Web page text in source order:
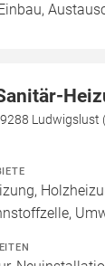
Ludwigslust